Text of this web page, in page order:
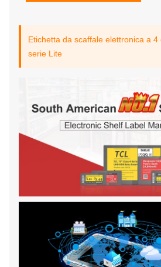
Etichetta da scaffale elettronica a
serie Lite